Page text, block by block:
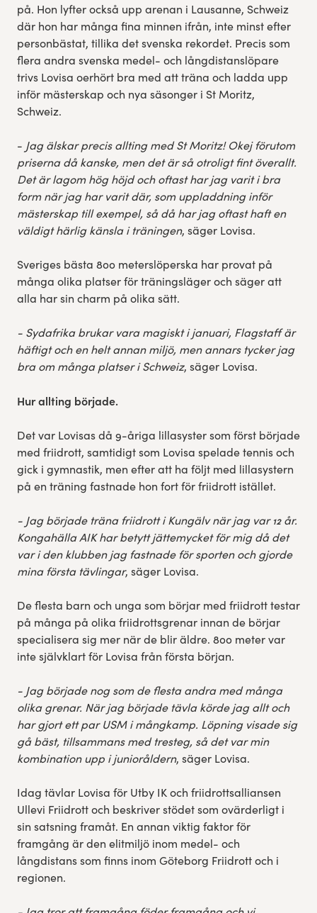
på. Hon lyfter också upp arenan i Lausanne, Schweiz
där hon har många fina minnen ifrån, inte minst efter
personbästat, tillika det svenska rekordet. Precis som
flera andra svenska medel- och långdistanslöpare
trivs Lovisa oerhört bra med att träna och ladda upp
inför mästerskap och nya säsonger i St Moritz,
Schweiz.
- Jag älskar precis allting med St Moritz! Okej förutom
priserna då kanske, men det är så otroligt fint överallt.
Det är lagom hög höjd och oftast har jag varit i bra
form när jag har varit där, som uppladdning inför
mästerskap till exempel, så då har jag oftast haft en
väldigt härlig känsla i träningen, säger Lovisa.
Sveriges bästa 800 meterslöperska har provat på
många olika platser för träningsläger och säger att
alla har sin charm på olika sätt.
- Sydafrika brukar vara magiskt i januari, Flagstaff är
häftigt och en helt annan miljö, men annars tycker jag
bra om många platser i Schweiz, säger Lovisa.
Hur allting började.
Det var Lovisas då 9-åriga lillasyster som först började
med friidrott, samtidigt som Lovisa spelade tennis och
gick i gymnastik, men efter att ha följt med lillasystern
på en träning fastnade hon fort för friidrott istället.
- Jag började träna friidrott i Kungälv när jag var 12 år.
Kongahälla AIK har betytt jättemycket för mig då det
var i den klubben jag fastnade för sporten och gjorde
mina första tävlingar, säger Lovisa.
De flesta barn och unga som börjar med friidrott testar
på många på olika friidrottsgrenar innan de börjar
specialisera sig mer när de blir äldre. 800 meter var
inte självklart för Lovisa från första början.
- Jag började nog som de flesta andra med många
olika grenar. När jag började tävla körde jag allt och
har gjort ett par USM i mångkamp. Löpning visade sig
gå bäst, tillsammans med tresteg, så det var min
kombination upp i junioråldern, säger Lovisa.
Idag tävlar Lovisa för Utby IK och friidrottsalliansen
Ullevi Friidrott och beskriver stödet som ovärderligt i
sin satsning framåt. En annan viktig faktor för
framgång är den elitmiljö inom medel- och
långdistans som finns inom Göteborg Friidrott och i
regionen.